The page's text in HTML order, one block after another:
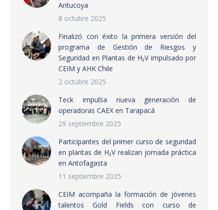
Antucoya
8 octubre 2025
Finalizó con éxito la primera versión del
programa de Gestión de Riesgos y
Seguridad en Plantas de H₂V impulsado por
CEIM y AHK Chile
2 octubre 2025
Teck impulsa nueva generación de
operadoras CAEX en Tarapacá
29 septiembre 2025
Participantes del primer curso de seguridad
en plantas de H₂V realizan jornada práctica
en Antofagasta
11 septiembre 2025
CEIM acompaña la formación de jóvenes
talentos Gold Fields con curso de